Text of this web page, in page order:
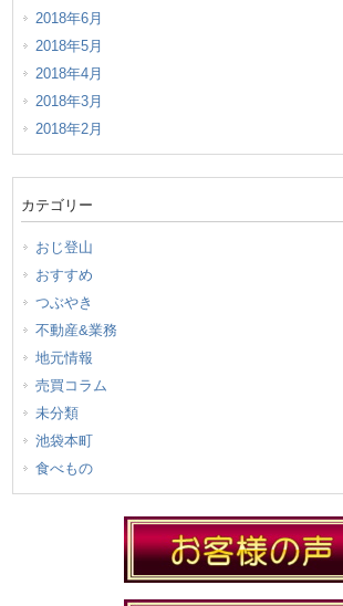
2018年6月
2018年5月
2018年4月
2018年3月
2018年2月
カテゴリー
おじ登山
おすすめ
つぶやき
不動産&業務
地元情報
売買コラム
未分類
池袋本町
食べもの